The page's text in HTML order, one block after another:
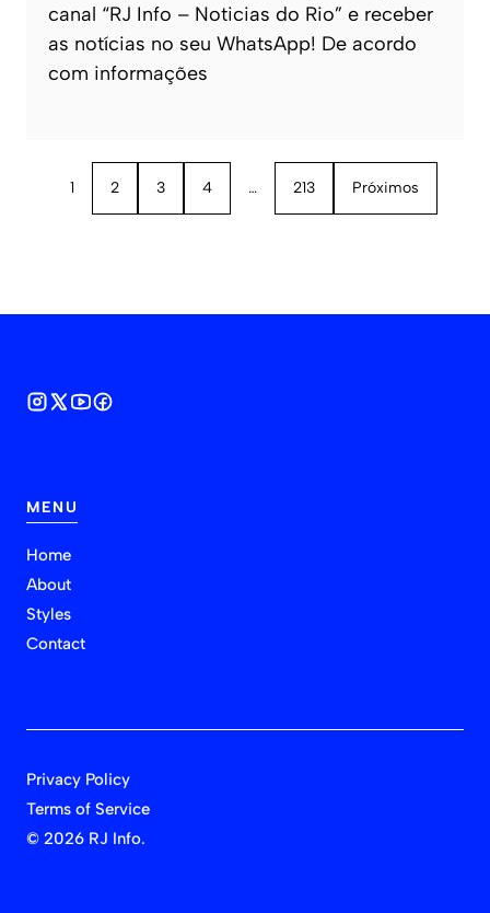
canal “RJ Info – Noticias do Rio” e receber
as notícias no seu WhatsApp! De acordo
com informações
1 2 3 4 … 213 Próximos
MENU
Home
About
Styles
Contact
© 2026 RJ Info.
Privacy Policy
Terms of Service